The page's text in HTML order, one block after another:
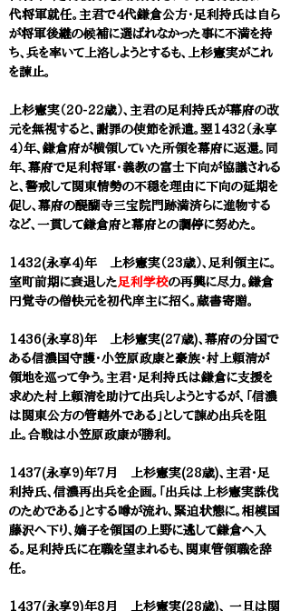
代将軍就任。主君で4代鎌倉公方・足利持氏は自ら
が将軍後継の候補に選ばれなかった事に不満を持
ち、兵を率いて上洛しようとするも、上杉憲実がこれ
を諫止。
上杉憲実（20-22歳）、主君の足利持氏が幕府の改
元を無視すると、謝罪の使節を派遣。翌1432（永享
4）年、鎌倉府が横領していた所領を幕府に返還。同
年、幕府で足利将軍・義教の富士下向が協議される
と、警戒して関東情勢の不穏を理由に下向の延期を
促し、幕府の醍醐寺三宝院門跡満済らに進物する
など、一貫して鎌倉府と幕府との調停に努めた。
1432(永享4)年 上杉憲実（23歳）、足利領主に。
室町前期に衰退した 足利学校の再興に尽力。鎌倉
円覚寺の僧快元を初代庠主に招く。蔵書寄贈。
1436(永享8)年 上杉憲実(27歳)、幕府の分国で
ある信濃国守護・小笠原政康と豪族・村上頼清が
領地を巡って争う。主君・足利持氏は鎌倉に支援を
求めた村上頼清を助けて出兵しようとするが、「信濃
は関東公方の管轄外である」として諌め出兵を阻
止。合戦は小笠原政康が勝利。
1437(永享9)年7月 上杉憲実(28歳)、主君・足
利持氏、信濃再出兵を企画。「出兵は上杉憲実誅伐
のためである」とする噂が流れ、緊迫状態に。相模国
藤沢へ下り、嫡子を領国の上野に逃して鎌倉へ入
る。足利持氏に在職を望まれるも、関東管領職を辞
任。
1437(永享9)年8月 上杉憲実(28歳)、 一旦は関